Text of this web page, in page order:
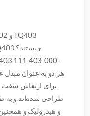
برای ارتعاش شفت
طراحی شده‌اند و به
و هیدرولیک و همچنین